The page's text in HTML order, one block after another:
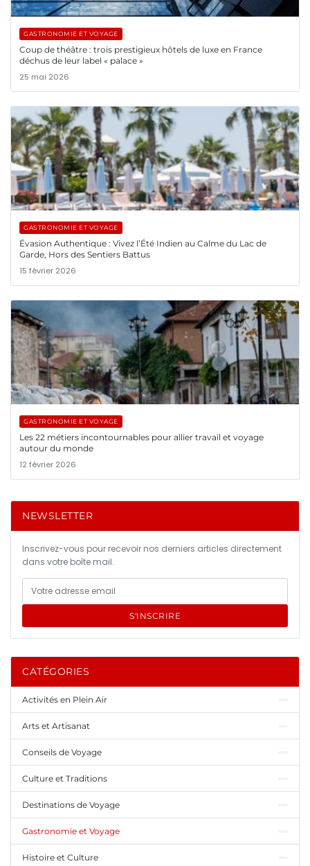
GASTRONOMIE ET VOYAGE
Coup de théâtre : trois prestigieux hôtels de luxe en France
déchus de leur label « palace »
25 mai 2026
GASTRONOMIE ET VOYAGE
Évasion Authentique : Vivez l’Été Indien au Calme du Lac de
Garde, Hors des Sentiers Battus
15 février 2026
GASTRONOMIE ET VOYAGE
Les 22 métiers incontournables pour allier travail et voyage
autour du monde
12 février 2026
NEWSLETTER
Inscrivez-vous pour recevoir nos derniers articles directement
dans votre boîte mail.
S'INSCRIRE
CATÉGORIES
Activités en Plein Air
Arts et Artisanat
Conseils de Voyage
Culture et Traditions
Destinations de Voyage
Gastronomie et Voyage
Histoire et Culture